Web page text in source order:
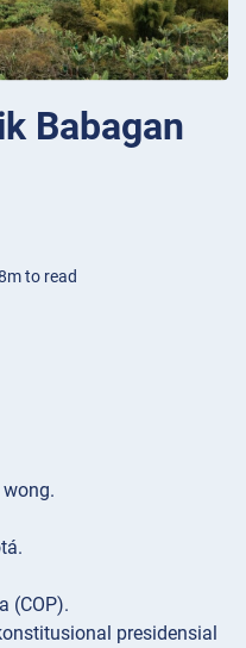
Babagan
to read
(COP).
presidensial